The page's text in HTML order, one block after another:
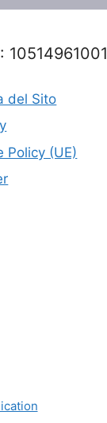
10514961001
del Sito
Policy (UE)